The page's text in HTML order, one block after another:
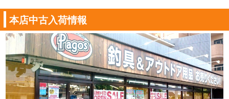
本店中古入荷情報